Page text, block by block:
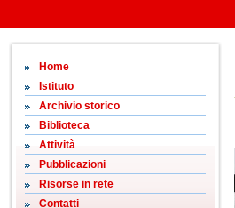
Home
Istituto
Archivio storico
Biblioteca
Attività
Pubblicazioni
Risorse in rete
Contatti